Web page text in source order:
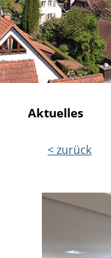
Aktuelles
< zurück